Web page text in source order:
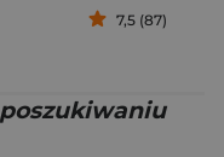
7,5 (87)